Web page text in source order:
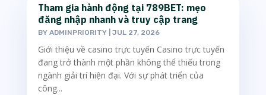
Tham gia hành động tại 789BET: mẹo
đăng nhập nhanh và truy cập trang
BY ADMINPRIORITY| JUL 27, 2026
Giới thiệu về casino trực tuyến Casino trực tuyến
đang trở thành một phần không thể thiếu trong
ngành giải trí hiện đại. Với sự phát triển của
công...